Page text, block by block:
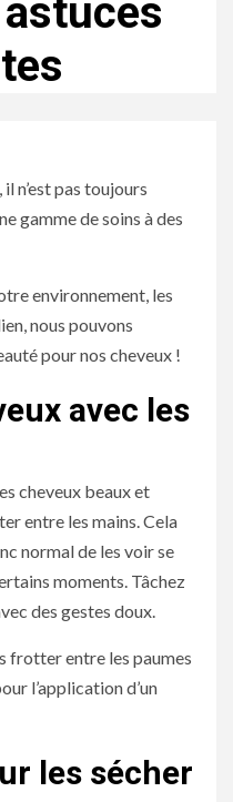
n’est pas toujours
gamme de soins à des
environnement, les
nous pouvons
pour nos cheveux !
avec les
cheveux beaux et
entre les mains. Cela
normal de les voir se
moments. Tâchez
des gestes doux.
frotter entre les paumes
l’application d’un
les sécher